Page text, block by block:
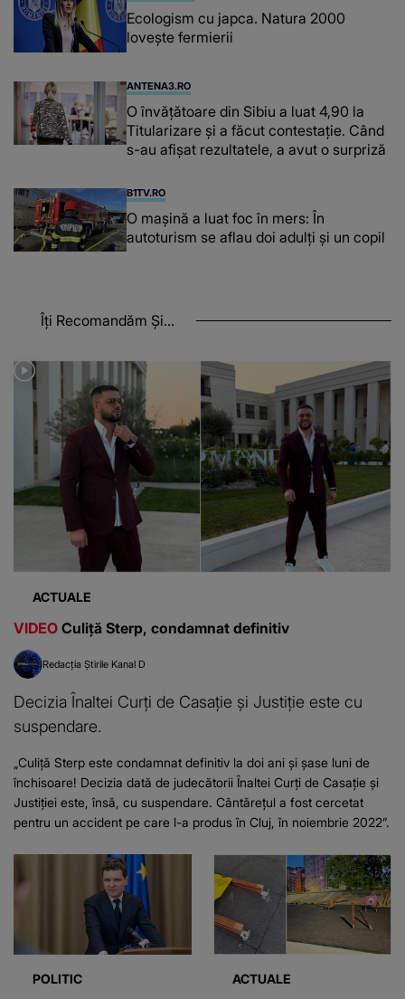
Ecologism cu japca. Natura 2000
lovește fermierii
ANTENA3.RO
O învățătoare din Sibiu a luat 4,90 la
Titularizare și a făcut contestație. Când
s-au afișat rezultatele, a avut o surpriză
B1TV.RO
O maşină a luat foc în mers: În
autoturism se aflau doi adulți și un copil
Îți Recomandăm Și...
ACTUALE
VIDEO Culiță Sterp, condamnat definitiv
Redacția Știrile Kanal D
Decizia Înaltei Curți de Casație și Justiție este cu
suspendare.
„Culiță Sterp este condamnat definitiv la doi ani și șase luni de
închisoare! Decizia dată de judecătorii Înaltei Curți de Casație și
Justiției este, însă, cu suspendare. Cântărețul a fost cercetat
pentru un accident pe care l-a produs în Cluj, în noiembrie 2022”.
POLITIC ACTUALE